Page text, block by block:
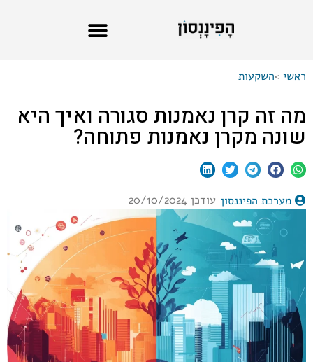
ראשי >השקעות
מה זה קרן נאמנות סגורה ואיך היא
שונה מקרן נאמנות פתוחה?
מערכת הפיננסון עודכן 20/10/2024